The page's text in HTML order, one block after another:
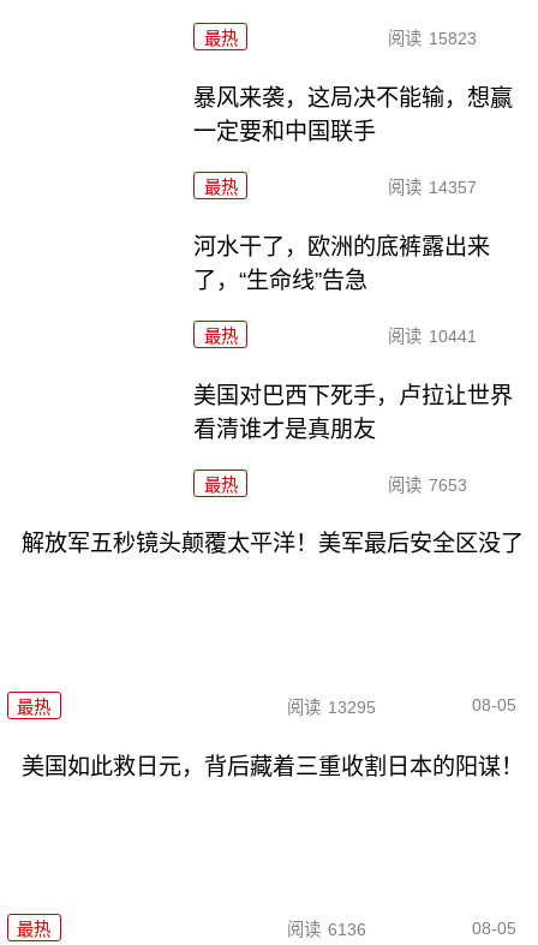
最热 阅读 15823
暴风来袭，这局决不能输，想赢
一定要和中国联手
最热 阅读 14357
河水干了，欧洲的底裤露出来
了，“生命线”告急
最热 阅读 10441
美国对巴西下死手，卢拉让世界
看清谁才是真朋友
最热 阅读 7653
解放军五秒镜头颠覆太平洋！美军最后安全区没了
最热 阅读 13295 08-05
美国如此救日元，背后藏着三重收割日本的阳谋！
最热 阅读 6136 08-05